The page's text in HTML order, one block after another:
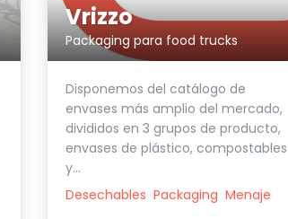
Vrizzo
Packaging para food trucks
Disponemos del catálogo de
envases más amplio del mercado,
divididos en 3 grupos de producto,
envases de plástico, compostables
y...
Desechables Packaging Menaje